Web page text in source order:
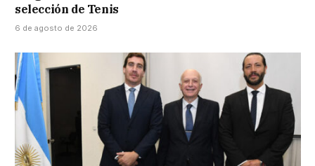
selección de Tenis
6 de agosto de 2026